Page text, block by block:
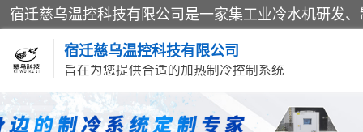
宿迁慈乌温控科技有限公司
旨在为您提供合适的加热制冷控制系统